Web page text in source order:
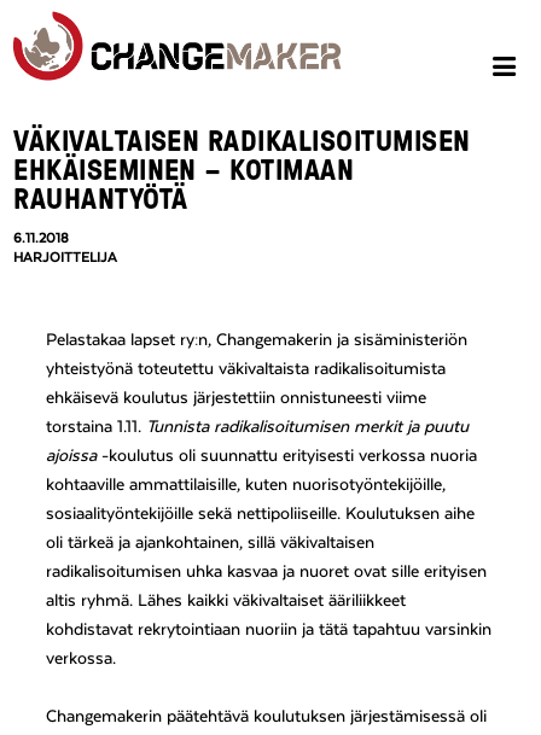
VÄKIVALTAISEN RADIKALISOITUMISEN
EHKÄISEMINEN – KOTIMAAN
RAUHANTYÖTÄ
6.11.2018
HARJOITTELIJA
Pelastakaa lapset ry:n, Changemakerin ja sisäministeriön
yhteistyönä toteutettu väkivaltaista radikalisoitumista
ehkäisevä koulutus järjestettiin onnistuneesti viime
torstaina 1.11. Tunnista radikalisoitumisen merkit ja puutu
ajoissa-koulutus oli suunnattu erityisesti verkossa nuoria
kohtaaville ammattilaisille, kuten nuorisotyöntekijöille,
sosiaalityöntekijöille sekä nettipoliiseille. Koulutuksen aihe
oli tärkeä ja ajankohtainen, sillä väkivaltaisen
radikalisoitumisen uhka kasvaa ja nuoret ovat sille erityisen
altis ryhmä. Lähes kaikki väkivaltaiset ääriliikkeet
kohdistavat rekrytointiaan nuoriin ja tätä tapahtuu varsinkin
verkossa.
Changemakerin päätehtävä koulutuksen järjestämisessä oli